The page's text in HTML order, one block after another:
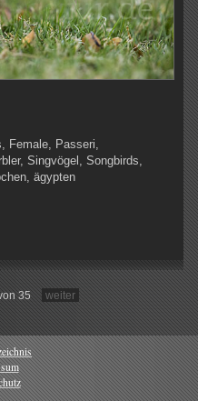
Female, Passeri,
Singvögel, Songbirds,
ägypten
35 weiter